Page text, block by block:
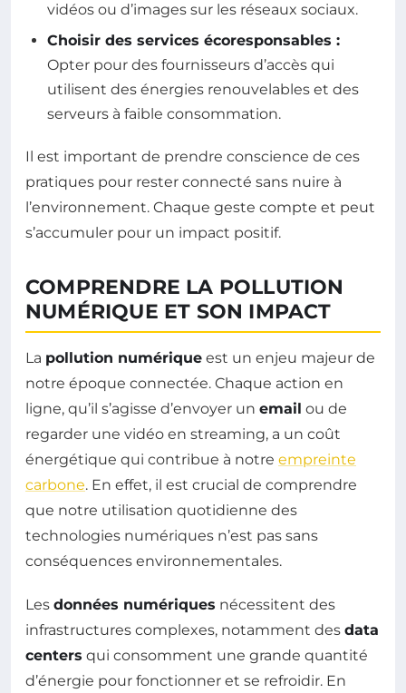
vidéos ou d’images sur les réseaux sociaux.
Choisir des services écoresponsables :
Opter pour des fournisseurs d’accès qui
utilisent des énergies renouvelables et des
serveurs à faible consommation.
Il est important de prendre conscience de ces
pratiques pour rester connecté sans nuire à
l’environnement. Chaque geste compte et peut
s’accumuler pour un impact positif.
COMPRENDRE LA POLLUTION
NUMÉRIQUE ET SON IMPACT
La pollution numérique est un enjeu majeur de
notre époque connectée. Chaque action en
ligne, qu’il s’agisse d’envoyer un email ou de
regarder une vidéo en streaming, a un coût
énergétique qui contribue à notre empreinte
carbone. En effet, il est crucial de comprendre
que notre utilisation quotidienne des
technologies numériques n’est pas sans
conséquences environnementales.
Les données numériques nécessitent des
infrastructures complexes, notamment des data
centers qui consomment une grande quantité
d’énergie pour fonctionner et se refroidir. En